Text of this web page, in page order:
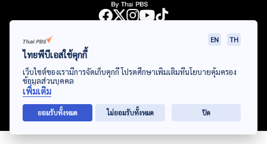
Data Viz Topics
© Thai Public Broadcasting Service. All Rights Reserved
2024
ไทยพีบีเอสใช้คุกกี้
EN TH
เว็บไซต์ของเรามีการจัดเก็บคุกกี้ โปรดศึกษาเพิ่มเติมที่นโยบายคุ้มครอง
ข้อมูลส่วนบุคคล
เพิ่มเติม
ยอมรับทั้งหมด ไม่ยอมรับทั้งหมด ปิด